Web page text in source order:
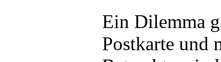
Ein Dilemma
Postkarte und